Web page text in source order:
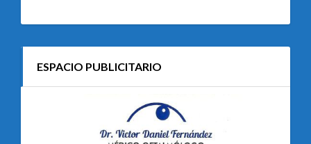
ESPACIO PUBLICITARIO